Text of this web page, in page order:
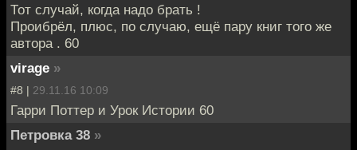
Тот случай, когда надо брать !
Проибрёл, плюс, по случаю, ещё пару книг того же
автора . 60
virage »
#8 | 29.11.16 10:09
Гарри Поттер и Урок Истории 60
Петровка 38 »